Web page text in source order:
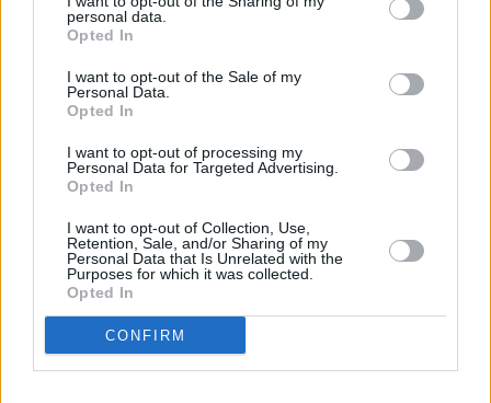
personal data.
Opted In
I want to opt-out of the Sale of my
Personal Data.
Opted In
I want to opt-out of processing my
Personal Data for Targeted Advertising.
Opted In
I want to opt-out of Collection, Use,
Retention, Sale, and/or Sharing of my
Personal Data that Is Unrelated with the
Purposes for which it was collected.
Opted In
CONFIRM
E-izdevumu arhīvs
SKATĪT ŽURNĀLA ARHĪVU